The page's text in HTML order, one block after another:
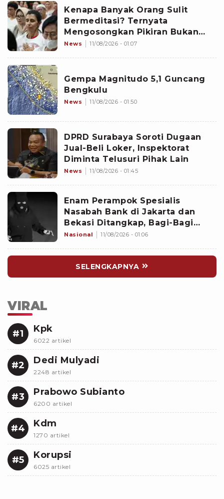
Kenapa Banyak Orang Sulit
Bermeditasi? Ternyata
Mengosongkan Pikiran Bukan
Satu-satunya Cara
News 11/08/2026 - 01:07
Gempa Magnitudo 5,1 Guncang
Bengkulu
News 11/08/2026 - 01:50
DPRD Surabaya Soroti Dugaan
Jual-Beli Loker, Inspektorat
Diminta Telusuri Pihak Lain
News 11/08/2026 - 01:45
Enam Perampok Spesialis
Nasabah Bank di Jakarta dan
Bekasi Ditangkap, Bagi-Bagi
Tugas Terstruktur
Nasional 11/08/2026 - 01:06
SELENGKAPNYA
VIRAL
#1 Kpk
6022 artikel
#2 Dedi Mulyadi
2248 artikel
#3 Prabowo Subianto
6200 artikel
#4 Kdm
1270 artikel
#5 Korupsi
6025 artikel